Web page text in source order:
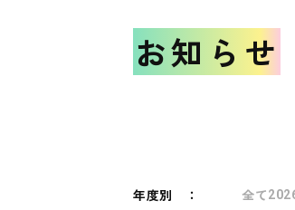
お知らせ
年度別 ： 全て